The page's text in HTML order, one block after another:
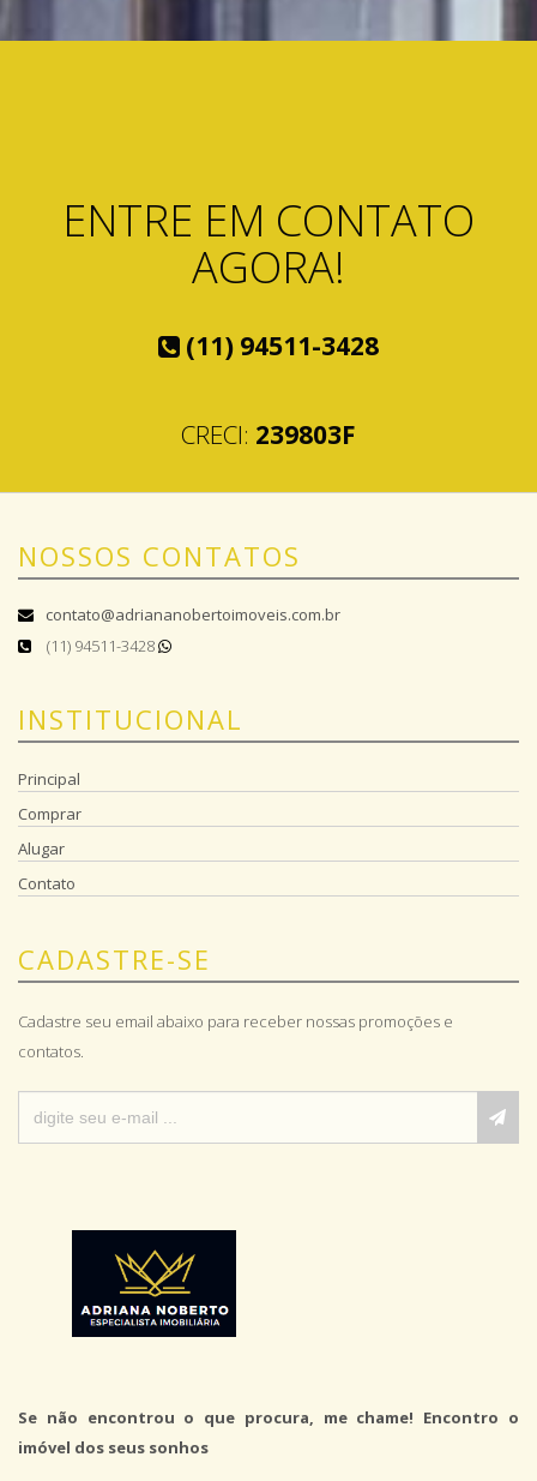
ENTRE EM CONTATO
AGORA!
(11) 94511-3428
CRECI: 239803F
NOSSOS CONTATOS
contato@adriananobertoimoveis.com.br
(11) 94511-3428
INSTITUCIONAL
Principal
Comprar
Alugar
Contato
CADASTRE-SE
Cadastre seu email abaixo para receber nossas promoções e
contatos.
Se não encontrou o que procura, me chame! Encontro o
imóvel dos seus sonhos